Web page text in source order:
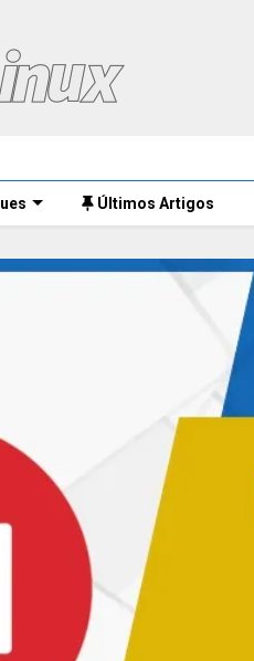
Últimos Artigos